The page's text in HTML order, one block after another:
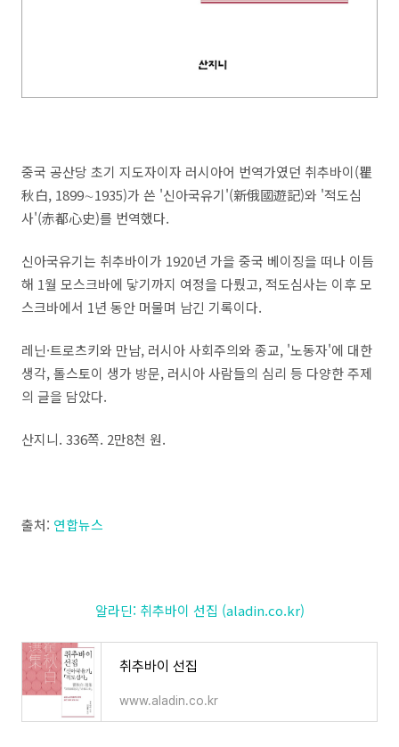
중국 공산당 초기 지도자이자 러시아어 번역가였던 취추바이(瞿
秋白, 1899∼1935)가 쓴 '신아국유기'(新俄國遊記)와 '적도심
사'(赤都心史)를 번역했다.
신아국유기는 취추바이가 1920년 가을 중국 베이징을 떠나 이듬
해 1월 모스크바에 닿기까지 여정을 다뤘고, 적도심사는 이후 모
스크바에서 1년 동안 머물며 남긴 기록이다.
레닌·트로츠키와 만남, 러시아 사회주의와 종교, '노동자'에 대한
생각, 톨스토이 생가 방문, 러시아 사람들의 심리 등 다양한 주제
의 글을 담았다.
산지니. 336쪽. 2만8천 원.
출처: 연합뉴스
알라딘: 취추바이 선집 (aladin.co.kr)
취추바이 선집
www.aladin.co.kr